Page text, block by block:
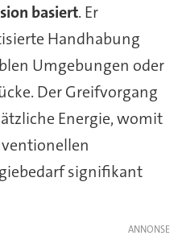
basiert. Er
Handhabung
Umgebungen oder
Der Greifvorgang
Energie, womit
signifikant